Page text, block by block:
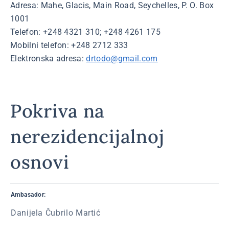
Adresa: Mahe, Glacis, Main Road, Seychelles, P. O. Box
1001
Telefon: +248 4321 310; +248 4261 175
Mobilni telefon: +248 2712 333
Elektronska adresa:drtodo@gmail.com
Pokriva na
nerezidencijalnoj
osnovi
Ambasador:
Danijela Čubrilo Martić